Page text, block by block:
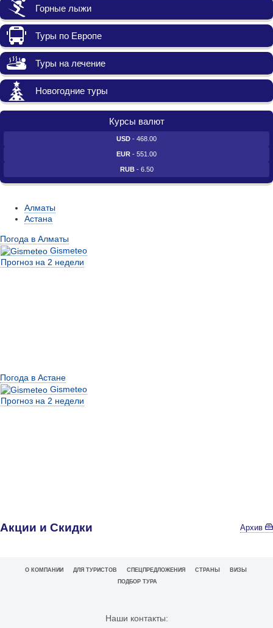
Горные лыжи
Туры по Европе
Туры на лечение
Новогодние туры
Курсы валют
USD - 468.00
EUR - 551.00
RUB- 6.50
Алматы
Астана
Погода в Алматы
Gismeteo
Прогноз на 2 недели
Погода в Астане
Gismeteo
Прогноз на 2 недели
Акции и Скидки Архив
О КОМПАНИИ ДЛЯ ТУРИСТОВ СПЕЦПРЕДЛОЖЕНИЯ СТРАНЫ
ВИЗЫ
ПОДБОР ТУРА
Наши контакты: